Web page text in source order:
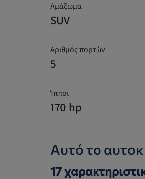
Αμάξωμα
SUV
Αριθμός πορτών
5
Ίπποι
170 hp
Αυτό το
17